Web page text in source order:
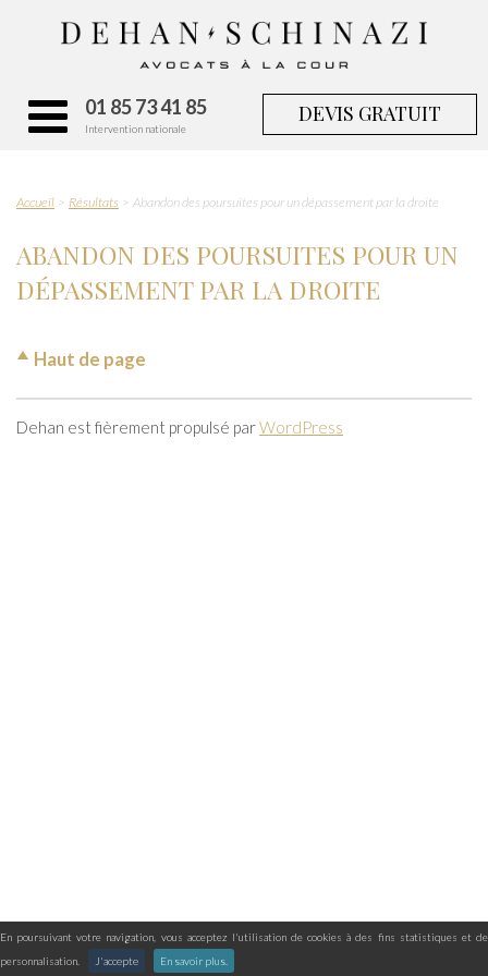
En poursuivant votre navigation, vous acceptez l'utilisation de cookies à des fins statistiques et de
personnalisation.
J'accepte En savoir plus.
01 85 73 41 85
Intervention nationale
DEVIS GRATUIT
Accueil Résultats Abandon des poursuites pour un dépassement par la droite
ABANDON DES POURSUITES POUR UN
DÉPASSEMENT PAR LA DROITE
Haut de page
Dehan est fièrement propulsé parWordPress